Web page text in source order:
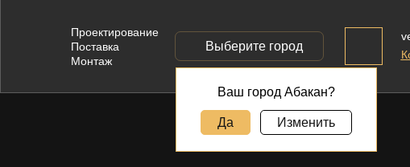
Проектирование
Поставка
Монтаж
Выберите город
Ваш город Абакан?
Да Изменить